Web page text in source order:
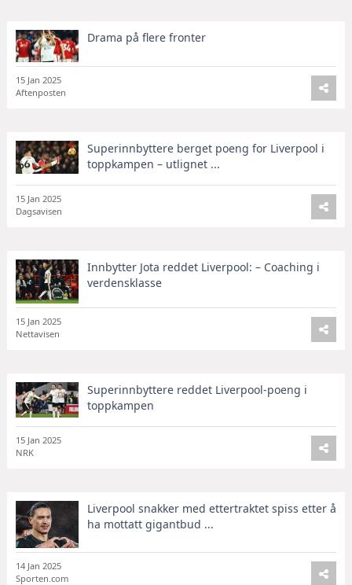
Drama på flere fronter
15 Jan 2025
Aftenposten
Superinnbyttere berget poeng for Liverpool i
toppkampen – utlignet ...
15 Jan 2025
Dagsavisen
Innbytter Jota reddet Liverpool: – Coaching i
verdensklasse
15 Jan 2025
Nettavisen
Superinnbyttere reddet Liverpool-poeng i
toppkampen
15 Jan 2025
NRK
Liverpool snakker med ettertraktet spiss etter å
ha mottatt gigantbud ...
14 Jan 2025
Sporten.com